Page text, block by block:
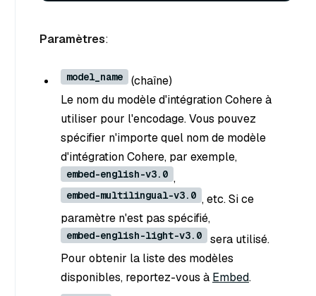
Paramètres:
model_name (chaîne)
Le nom du modèle d'intégration Cohere à
utiliser pour l'encodage. Vous pouvez
spécifier n'importe quel nom de modèle
d'intégration Cohere, par exemple,
embed-english-v3.0 ,
embed-multilingual-v3.0 , etc. Si ce
paramètre n'est pas spécifié,
embed-english-light-v3.0
sera utilisé.
Pour obtenir la liste des modèles
disponibles, reportez-vous à Embed.